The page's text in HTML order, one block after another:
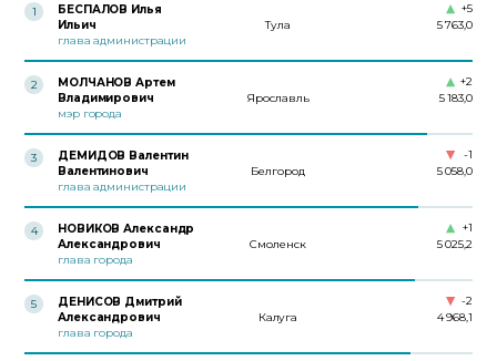
1
БЕСПАЛОВ Илья
Ильич
глава администрации
Тула 5 763,0
+5
2
МОЛЧАНОВ Артем
Владимирович
мэр города
Ярославль 5 183,0
+2
3
ДЕМИДОВ Валентин
Валентинович
глава администрации
Белгород 5 058,0
-1
4
НОВИКОВ Александр
Александрович
глава города
Смоленск 5 025,2
+1
5
ДЕНИСОВ Дмитрий
Александрович
глава города
Калуга 4 968,1
-2